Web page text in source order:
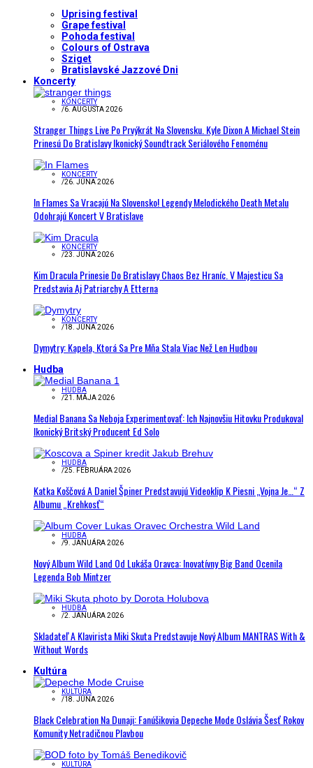
Uprising festival
Grape festival
Pohoda festival
Colours of Ostrava
Sziget
Bratislavské Jazzové Dni
Koncerty
KONCERTY
/6. AUGUSTA 2026
Stranger Things Live Po Prvýkrát Na Slovensku. Kyle Dixon A Michael Stein
Prinesú Do Bratislavy Ikonický Soundtrack Seriálového Fenoménu
KONCERTY
/26. JÚNA 2026
In Flames Sa Vracajú Na Slovensko! Legendy Melodického Death Metalu
Odohrajú Koncert V Bratislave
KONCERTY
/23. JÚNA 2026
Kim Dracula Prinesie Do Bratislavy Chaos Bez Hraníc. V Majesticu Sa
Predstavia Aj Patriarchy A Etterna
KONCERTY
/18. JÚNA 2026
Dymytry: Kapela, Ktorá Sa Pre Mňa Stala Viac Než Len Hudbou
Hudba
HUDBA
/21. MÁJA 2026
Medial Banana Sa Neboja Experimentovať: Ich Najnovšiu Hitovku Produkoval
Ikonický Britský Producent Ed Solo
HUDBA
/25. FEBRUÁRA 2026
Katka Koščová A Daniel Špiner Predstavujú Videoklip K Piesni „Vojna Je…“ Z
Albumu „Krehkosť“
HUDBA
/9. JANUÁRA 2026
Nový Album Wild Land Od Lukáša Oravca: Inovatívny Big Band Ocenila
Legenda Bob Mintzer
HUDBA
/2. JANUÁRA 2026
Skladateľ A Klavirista Miki Skuta Predstavuje Nový Album MANTRAS With &
Without Words
Kultúra
KULTÚRA
/18. JÚNA 2026
Black Celebration Na Dunaji: Fanúšikovia Depeche Mode Oslávia Šesť Rokov
Komunity Netradičnou Plavbou
KULTÚRA